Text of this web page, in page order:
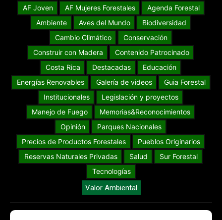
AF Joven AF Mujeres Forestales
Agenda Forestal
Ambiente
Aves del Mundo
Biodiversidad
Cambio Climático
Conservación
Construir con Madera
Contenido Patrocinado
Costa Rica
Destacadas
Educación
Energías Renovables
Galería de videos
Guia Forestal
Institucionales
Legislación y proyectos
Manejo de Fuego
Memorias&Reconocimientos
Opinión
Parques Nacionales
Precios de Productos Forestales
Pueblos Originarios
Reservas Naturales Privadas
Salud
Sur Forestal
Tecnologías
Valor Ambiental